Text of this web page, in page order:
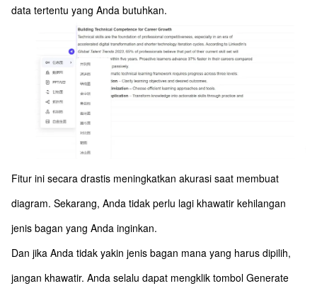
data tertentu yang Anda butuhkan.
Fitur ini secara drastis meningkatkan akurasi saat membuat
diagram. Sekarang, Anda tidak perlu lagi khawatir kehilangan
jenis bagan yang Anda inginkan.
Dan jika Anda tidak yakin jenis bagan mana yang harus dipilih,
jangan khawatir. Anda selalu dapat mengklik tombol Generate